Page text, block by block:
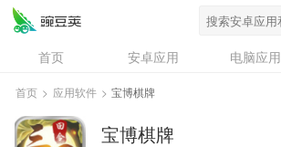
首页 安卓应用 电脑应用
资讯
专题
问答
首页 > 应用软件 > 宝博棋牌
宝博棋牌